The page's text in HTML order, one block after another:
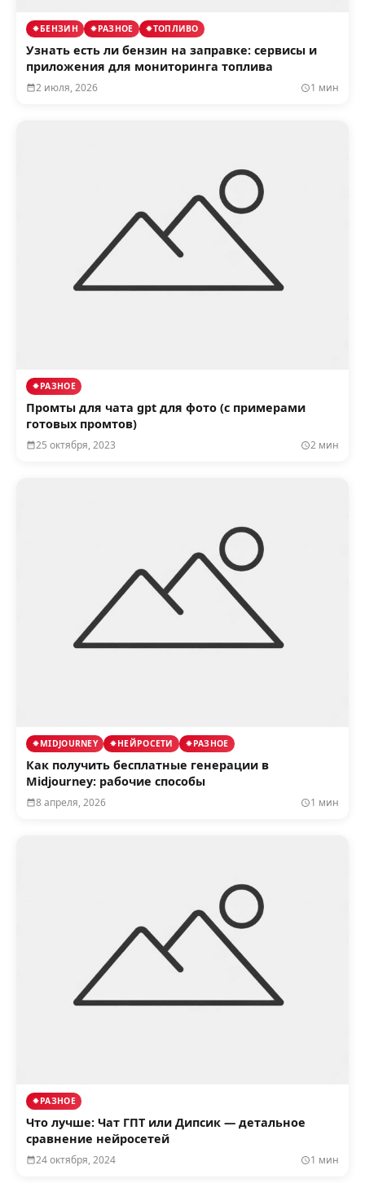
БЕНЗИН РАЗНОЕ ТОПЛИВО
Узнать есть ли бензин на заправке: сервисы и
приложения для мониторинга топлива
2 июля, 2026 1 мин
РАЗНОЕ
Промты для чата gpt для фото (с примерами
готовых промтов)
25 октября, 2023 2 мин
MIDJOURNEY НЕЙРОСЕТИ РАЗНОЕ
Как получить бесплатные генерации в
Midjourney: рабочие способы
8 апреля, 2026 1 мин
РАЗНОЕ
Что лучше: Чат ГПТ или Дипсик — детальное
сравнение нейросетей
24 октября, 2024 1 мин